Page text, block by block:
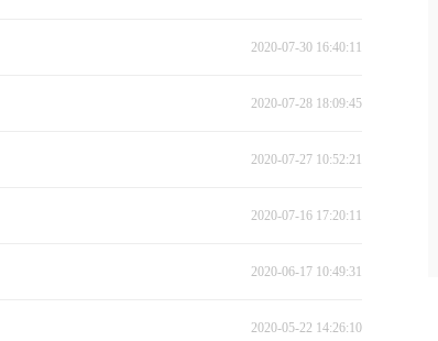
2020-07-30 16:40:11
2020-07-28 18:09:45
2020-07-27 10:52:21
2020-07-16 17:20:11
2020-06-17 10:49:31
2020-05-22 14:26:10